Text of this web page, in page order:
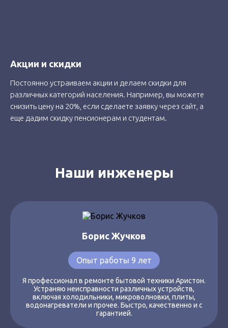
Акции и скидки
Постоянно устраиваем акции и делаем скидки для
различных категорий населения. Например, вы можете
снизить цену на 20%, если сделаете заявку через сайт, а
еще дадим скидку пенсионерам и студентам.
Наши инженеры
Борис Жучков
Опыт работы 9 лет
Я профессионал в ремонте бытовой техники Аристон.
Устраняю неисправности различных устройств,
включая холодильники, микроволновки, плиты,
водонагреватели и прочее. Быстро, качественно и с
гарантией.